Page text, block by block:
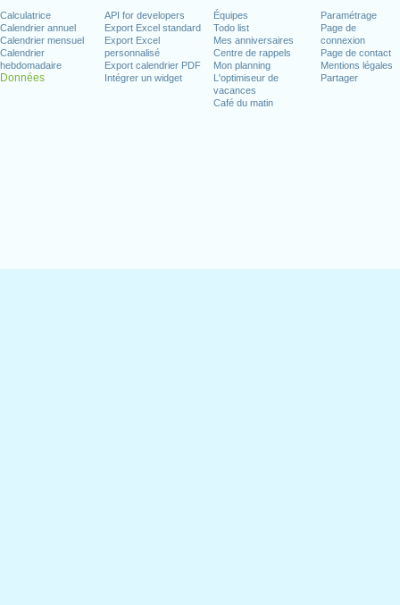
Calculatrice
Calendrier annuel
Calendrier mensuel
Calendrier
hebdomadaire
Données
API for developers
Export Excel standard
Export Excel
personnalisé
Export calendrier PDF
Intégrer un widget
Équipes
Todo list
Mes anniversaires
Centre de rappels
Mon planning
L'optimiseur de
vacances
Café du matin
Paramétrage
Page de
connexion
Page de contact
Mentions légales
Partager